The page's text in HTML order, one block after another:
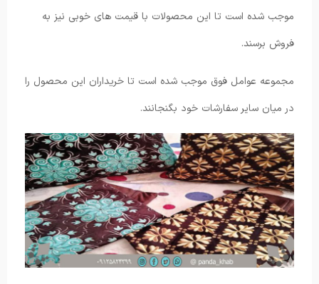
موجب شده است تا این محصولات با قیمت های خوبی نیز به
فروش برسند.
مجموعه عوامل فوق موجب شده است تا خریداران این محصول را
در میان سایر سفارشات خود بگنجانند.